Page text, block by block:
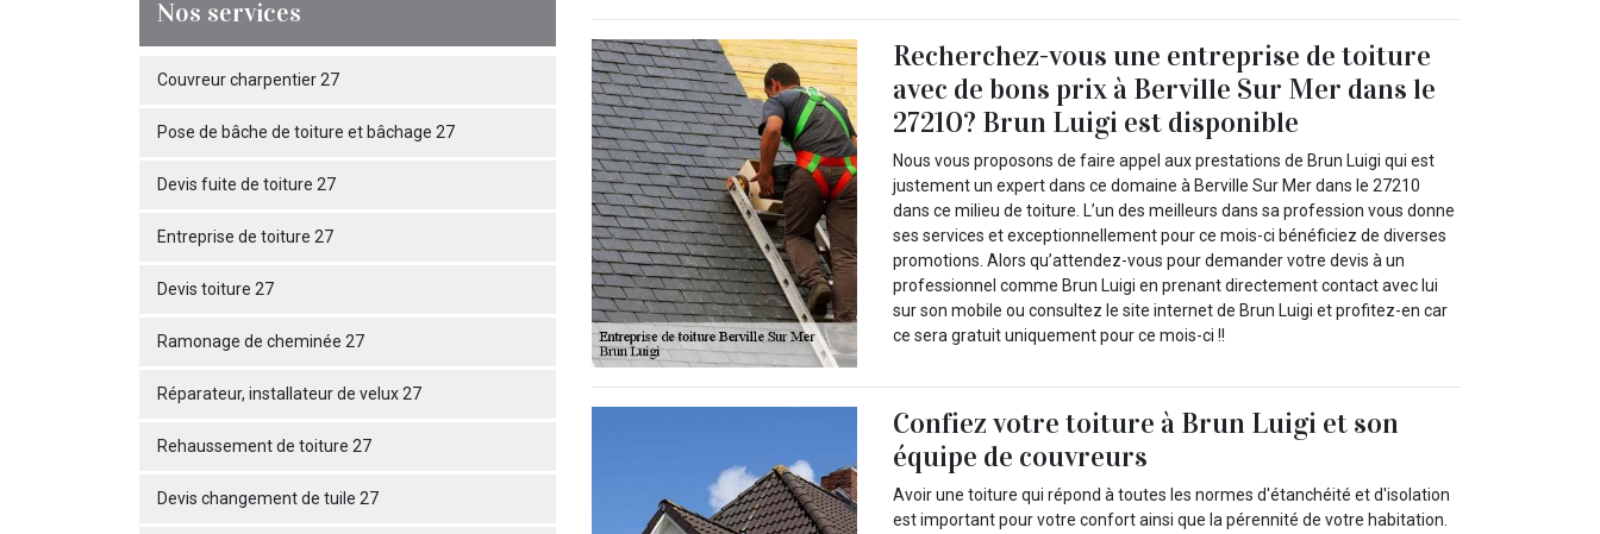
Nos services
Couvreur charpentier 27
Pose de bâche de toiture et bâchage 27
Devis fuite de toiture 27
Entreprise de toiture 27
Devis toiture 27
Ramonage de cheminée 27
Réparateur, installateur de velux 27
Rehaussement de toiture 27
Devis changement de tuile 27
Recherchez-vous une entreprise de toiture
avec de bons prix à Berville Sur Mer dans le
27210? Brun Luigi est disponible
Nous vous proposons de faire appel aux prestations de Brun Luigi qui est
justement un expert dans ce domaine à Berville Sur Mer dans le 27210
dans ce milieu de toiture. L’un des meilleurs dans sa profession vous donne
ses services et exceptionnellement pour ce mois-ci bénéficiez de diverses
promotions. Alors qu’attendez-vous pour demander votre devis à un
professionnel comme Brun Luigi en prenant directement contact avec lui
sur son mobile ou consultez le site internet de Brun Luigi et profitez-en car
ce sera gratuit uniquement pour ce mois-ci !!
Confiez votre toiture à Brun Luigi et son
équipe de couvreurs
Avoir une toiture qui répond à toutes les normes d'étanchéité et d'isolation
est important pour votre confort ainsi que la pérennité de votre habitation.